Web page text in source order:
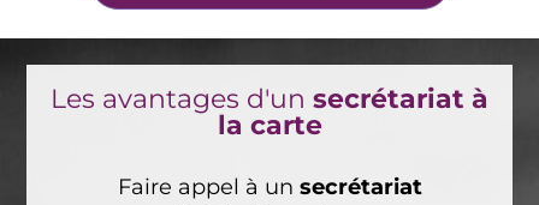
Les avantages d'un secrétariat à
la carte
Faire appel à un secrétariat